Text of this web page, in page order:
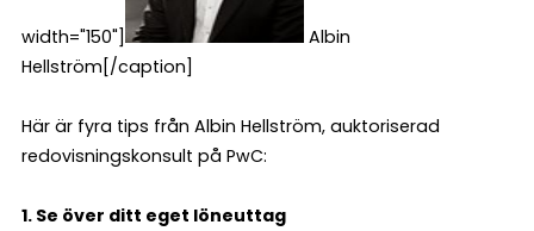
width="150"]
Albin
Hellström[/caption]
Här är fyra tips från Albin Hellström, auktoriserad
redovisningskonsult på PwC:
1. Se över ditt eget löneuttag